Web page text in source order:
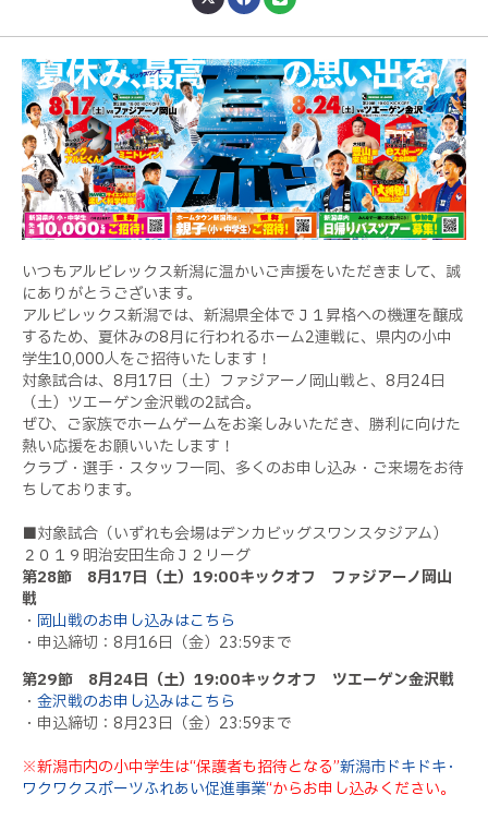
いつもアルビレックス新潟に温かいご声援をいただきまして、誠
にありがとうございます。
アルビレックス新潟では、新潟県全体でＪ１昇格への機運を醸成
するため、夏休みの8月に行われるホーム2連戦に、県内の小中
学生10,000人をご招待いたします！
対象試合は、 8月17日（土）ファジアーノ岡山戦と、 8月24日
（土）ツエーゲン金沢戦の2試合。
ぜひ、ご家族でホームゲームをお楽しみいただき、勝利に向けた
熱い応援をお願いいたします！
クラブ・選手・スタッフ一同、多くのお申し込み・ご来場をお待
ちしております。
■対象試合（いずれも会場はデンカビッグスワンスタジアム）
２０１９明治安田生命Ｊ２リーグ
第28節 8月17日（土） 19:00キックオフ ファジアーノ岡山
戦
・ 岡山戦のお申し込みはこちら
・申込締切：8月16日（金）23:59まで
第29節 8月24日（土） 19:00キックオフ ツエーゲン金沢戦
・ 金沢戦のお申し込みはこちら
・申込締切： 8月23日（金） 23:59まで
※新潟市内の小中学生は“保護者も招待となる”新潟市ドキドキ･
ワクワクスポーツふれあい促進事業“からお申し込みください。